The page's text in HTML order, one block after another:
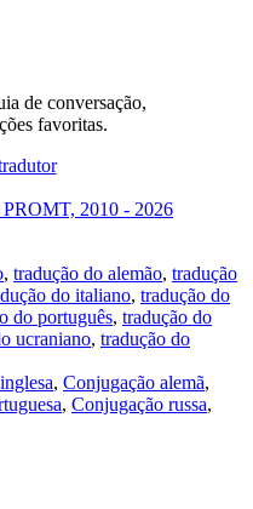
de conversação,
favoritas.
2010 - 2026
, tradução do alemão, tradução
do italiano, tradução do
do português, tradução do
ucraniano, tradução do
, Conjugação alemã,
, Conjugação russa,